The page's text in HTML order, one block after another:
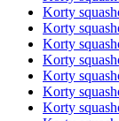
Korty
Korty
Korty
Korty
Korty
Korty
Korty